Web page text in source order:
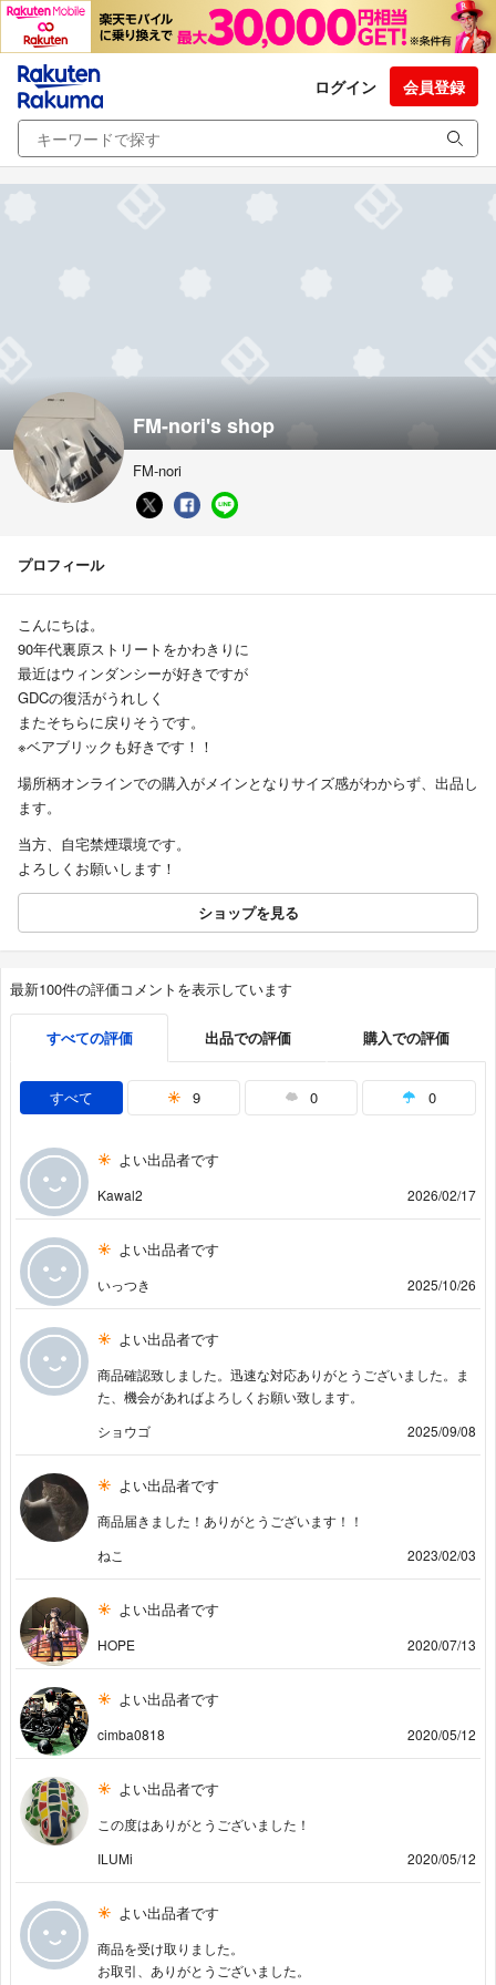
ログイン 会員登録
FM-nori's shop
FM-nori
プロフィール
こんにちは。
90年代裏原ストリートをかわきりに
最近はウィンダンシーが好きですが
GDCの復活がうれしく
またそちらに戻りそうです。
※ベアブリックも好きです！！
場所柄オンラインでの購入がメインとなりサイズ感がわからず、出品し
ます。
当方、自宅禁煙環境です。
よろしくお願いします！
ショップを見る
最新100件の評価コメントを表示しています
すべての評価 出品での評価 購入での評価
すべて 9 0 0
よい出品者です
Kawal2 2026/02/17
よい出品者です
いっつき 2025/10/26
よい出品者です
商品確認致しました。迅速な対応ありがとうございました。ま
た、機会があればよろしくお願い致します。
ショウゴ
2025/09/08
よい出品者です
商品届きました！ありがとうございます！！
ねこ
2023/02/03
よい出品者です
HOPE 2020/07/13
よい出品者です
cimba0818 2020/05/12
よい出品者です
この度はありがとうございました！
ILUMi
2020/05/12
よい出品者です
商品を受け取りました。
お取引、ありがとうございました。